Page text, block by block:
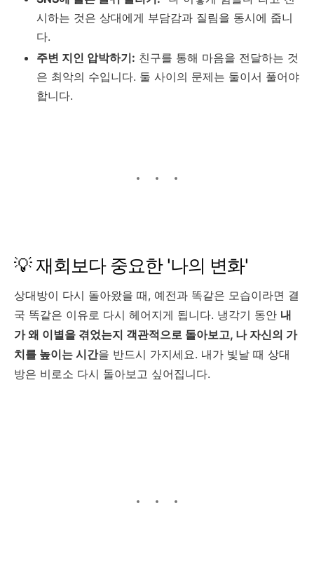
시하는 것은 상대에게 부담감과 질림을 동시에 줍니
다.
주변 지인 압박하기: 친구를 통해 마음을 전달하는 것
은 최악의 수입니다. 둘 사이의 문제는 둘이서 풀어야
합니다.
💡 재회보다 중요한 '나의 변화'
상대방이 다시 돌아왔을 때, 예전과 똑같은 모습이라면 결
국 똑같은 이유로 다시 헤어지게 됩니다. 냉각기 동안 내
가 왜 이별을 겪었는지 객관적으로 돌아보고, 나 자신의 가
치를 높이는 시간을 반드시 가지세요. 내가 빛날 때 상대
방은 비로소 다시 돌아보고 싶어집니다.